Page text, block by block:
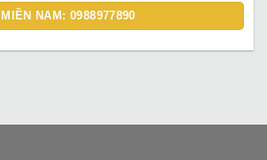
MIỀN NAM: 0988977890